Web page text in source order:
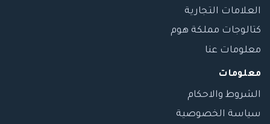
العلامات التجارية
كتالوجات مملكة هوم
معلومات عنا
معلومات
الشروط والاحكام
سياسة الخصوصية